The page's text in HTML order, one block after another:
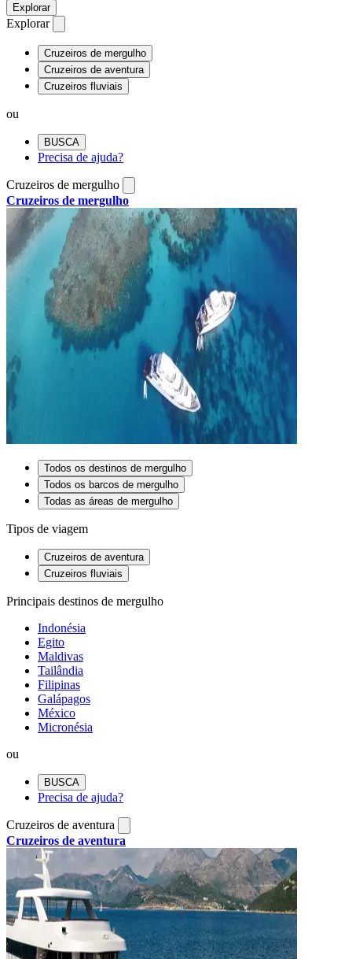
Explorar
Explorar
Cruzeiros de mergulho
Cruzeiros de aventura
Cruzeiros fluviais
ou
BUSCA
Precisa de ajuda?
Cruzeiros de mergulho
Cruzeiros de mergulho
Todos os destinos de mergulho
Todos os barcos de mergulho
Todas as áreas de mergulho
Tipos de viagem
Cruzeiros de aventura
Cruzeiros fluviais
Principais destinos de mergulho
Indonésia
Egito
Maldivas
Tailândia
Filipinas
Galápagos
México
Micronésia
ou
BUSCA
Precisa de ajuda?
Cruzeiros de aventura
Cruzeiros de aventura